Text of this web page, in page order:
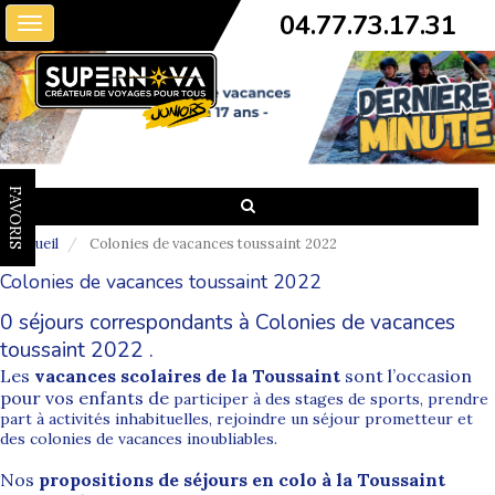
Toggle
navigation
04.77.73.17.31
FAVORIS
Accueil Colonies de vacances toussaint 2022
Colonies de vacances toussaint 2022
0 séjours correspondants à Colonies de vacances
toussaint 2022 .
Les vacances scolaires de la Toussaint sont l’occasion
pour vos enfants de participer à des stages de sports, prendre
part à activités inhabituelles, rejoindre un séjour prometteur et
des colonies de vacances inoubliables.
Nos propositions de séjours en colo à la Toussaint